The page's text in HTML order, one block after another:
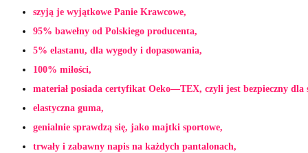
szyją je wyjątkowe Panie Krawcowe,
95% bawełny od Polskiego producenta,
5% elastanu, dla wygody i dopasowania,
100% miłości,
materiał posiada certyfikat Oeko—TEX, czyli jest bezpieczny dla
elastyczna guma,
genialnie sprawdzą się, jako majtki sportowe,
trwały i zabawny napis na każdych pantalonach,